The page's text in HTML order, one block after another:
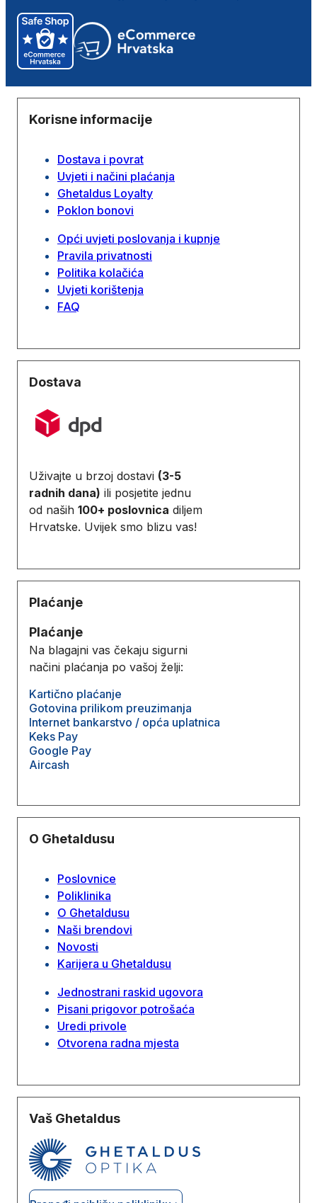
Korisne informacije
Dostava i povrat
Uvjeti i načini plaćanja
Ghetaldus Loyalty
Poklon bonovi
Opći uvjeti poslovanja i kupnje
Pravila privatnosti
Politika kolačića
Uvjeti korištenja
FAQ
Dostava
Uživajte u brzoj dostavi (3-5
radnih dana) ili posjetite jednu
od naših 100+ poslovnica diljem
Hrvatske. Uvijek smo blizu vas!
Plaćanje
Plaćanje
Na blagajni vas čekaju sigurni
načini plaćanja po vašoj želji:
Kartično plaćanje
Gotovina prilikom preuzimanja
Internet bankarstvo / opća uplatnica
Keks Pay
Google Pay
Aircash
O Ghetaldusu
Poslovnice
Poliklinika
O Ghetaldusu
Naši brendovi
Novosti
Karijera u Ghetaldusu
Jednostrani raskid ugovora
Pisani prigovor potrošaća
Uredi privole
Otvorena radna mjesta
Vaš Ghetaldus